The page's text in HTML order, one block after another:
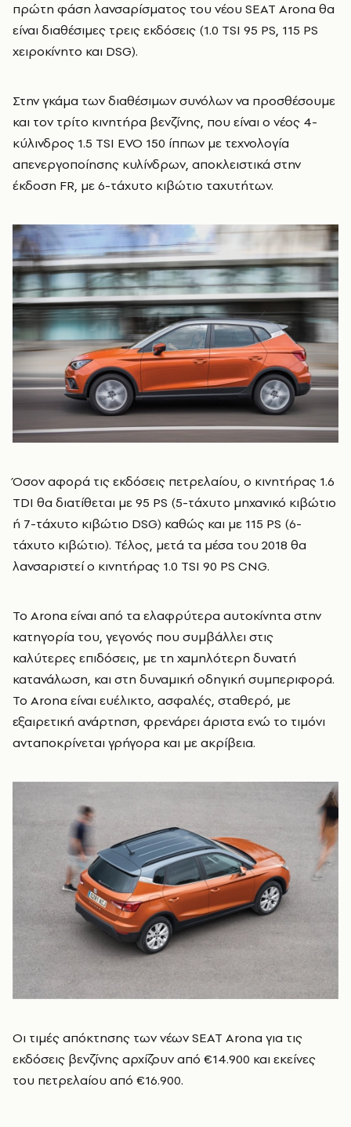
πρώτη φάση λανσαρίσματος του νέου SEAT Arona θα
είναι διαθέσιμες τρεις εκδόσεις (1.0 TSI 95 PS, 115 PS
χειροκίνητο και DSG).
Στην γκάμα των διαθέσιμων συνόλων να προσθέσουμε
και τον τρίτο κινητήρα βενζίνης, που είναι ο νέος 4-
κύλινδρος 1.5 TSI EVO 150 ίππων με τεχνολογία
απενεργοποίησης κυλίνδρων, αποκλειστικά στην
έκδοση FR, με 6-τάχυτο κιβώτιο ταχυτήτων.
Όσον αφορά τις εκδόσεις πετρελαίου, ο κινητήρας 1.6
TDI θα διατίθεται με 95 PS (5-τάχυτο μηχανικό κιβώτιο
ή 7-τάχυτο κιβώτιο DSG) καθώς και με 115 PS (6-
τάχυτο κιβώτιο). Τέλος, μετά τα μέσα του 2018 θα
λανσαριστεί ο κινητήρας 1.0 TSI 90 PS CNG.
Το Arona είναι από τα ελαφρύτερα αυτοκίνητα στην
κατηγορία του, γεγονός που συμβάλλει στις
καλύτερες επιδόσεις, με τη χαμηλότερη δυνατή
κατανάλωση, και στη δυναμική οδηγική συμπεριφορά.
Το Arona είναι ευέλικτο, ασφαλές, σταθερό, με
εξαιρετική ανάρτηση, φρενάρει άριστα ενώ το τιμόνι
ανταποκρίνεται γρήγορα και με ακρίβεια.
Οι τιμές απόκτησης των νέων SEAT Arona για τις
εκδόσεις βενζίνης αρχίζουν από €14.900 και εκείνες
του πετρελαίου από €16.900.